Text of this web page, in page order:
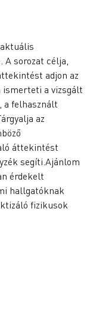
sorozat célja,
adjon az
ismerteti a vizsgált
a felhasznált
az
áttekintést
segíti.Ajánlom
érdekelt
hallgatóknak
fizikusok